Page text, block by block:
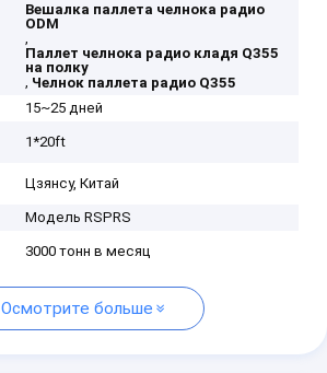
Вешалка паллета челнока радио
ODM
,
Паллет челнока радио кладя Q355
на полку
, Челнок паллета радио Q355
15~25 дней
1*20ft
Цзянсу, Китай
Модель RSPRS
3000 тонн в месяц
Осмотрите больше